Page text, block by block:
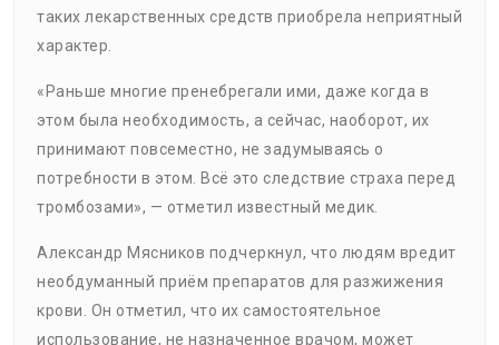
таких лекарственных средств приобрела неприятный
характер.
«Раньше многие пренебрегали ими, даже когда в
этом была необходимость, а сейчас, наоборот, их
принимают повсеместно, не задумываясь о
потребности в этом. Всё это следствие страха перед
тромбозами», — отметил известный медик.
Александр Мясников подчеркнул, что людям вредит
необдуманный приём препаратов для разжижения
крови. Он отметил, что их самостоятельное
использование, не назначенное врачом, может